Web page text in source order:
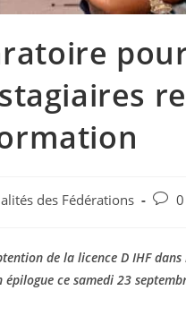
des Fédérations
de la licence D IHF
ce samedi 23